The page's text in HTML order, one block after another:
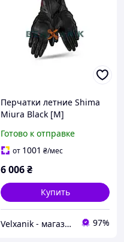
Перчатки летние Shima
Miura Black [M]
Готово к отправке
от 1001 ₴/мес
6 006₴
Купить
Velxanik - магазин мототехники, велотоваров, с/х техники, аксессуаров и запчастей 97%